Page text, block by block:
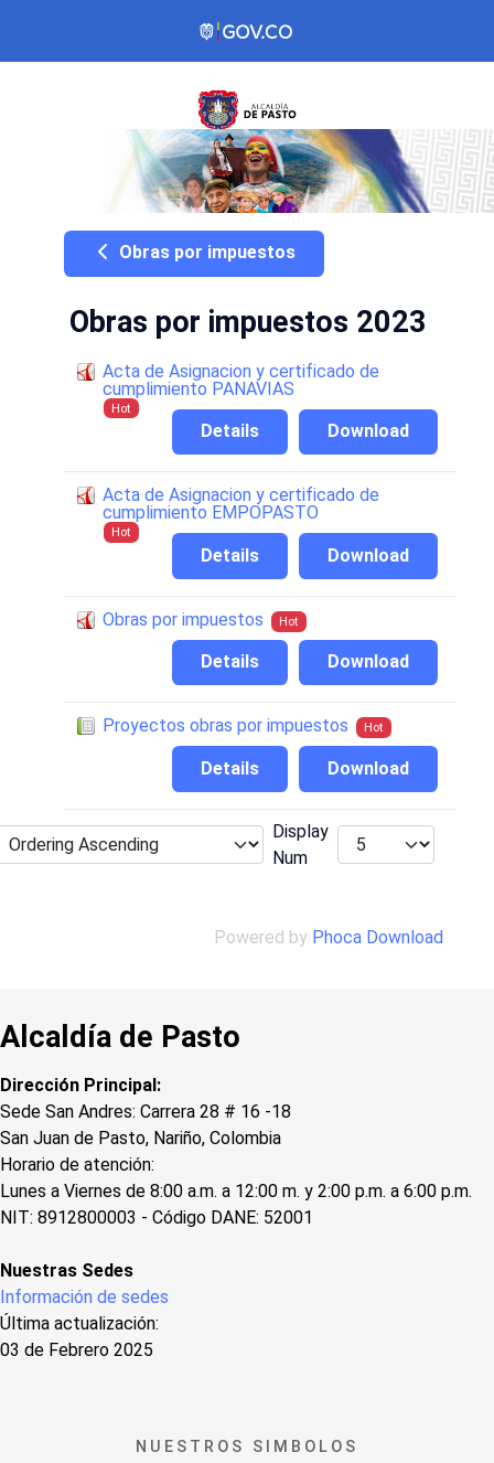
Obras por impuestos
Obras por impuestos 2023
Acta de Asignacion y certificado de
cumplimiento PANAVIAS
Hot
Download
Details
Acta de Asignacion y certificado de
cumplimiento EMPOPASTO
Hot
Download
Details
Obras por impuestos Hot
Download
Details
Proyectos obras por impuestos Hot
Download
Details
Display
Num
Powered by Phoca Download
Alcaldía de Pasto
Dirección Principal:
Sede San Andres: Carrera 28 # 16 -18
San Juan de Pasto, Nariño, Colombia
Horario de atención:
Lunes a Viernes de 8:00 a.m. a 12:00 m. y 2:00 p.m. a 6:00 p.m.
NIT: 8912800003 - Código DANE: 52001
Nuestras Sedes
Información de sedes
Última actualización:
03 de Febrero 2025
NUESTROS SIMBOLOS